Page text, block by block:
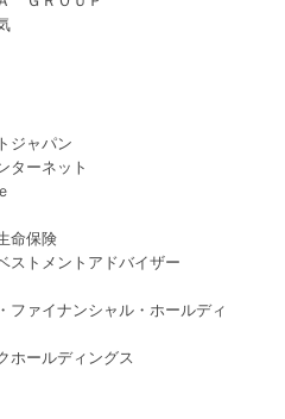
ジャパン
ターネット
命保険
ストメントアドバイザー
ファイナンシャル・ホールディ
ホールディングス